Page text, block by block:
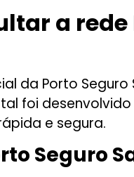
a
da Porto
foi
e segura.
Seguro